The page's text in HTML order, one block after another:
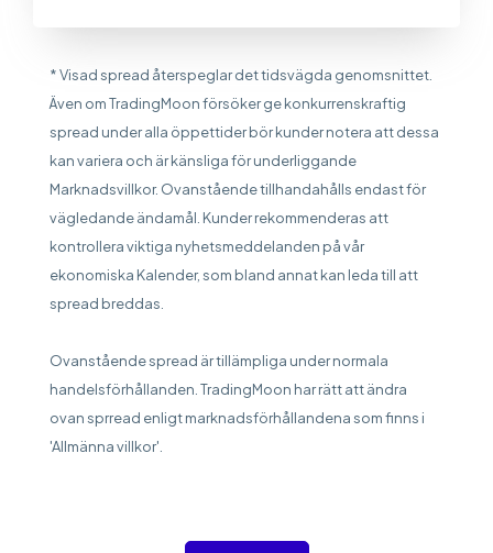
* Visad spread återspeglar det tidsvägda genomsnittet.
Även om TradingMoon försöker ge konkurrenskraftig
spread under alla öppettider bör kunder notera att dessa
kan variera och är känsliga för underliggande
Marknadsvillkor. Ovanstående tillhandahålls endast för
vägledande ändamål. Kunder rekommenderas att
kontrollera viktiga nyhetsmeddelanden på vår
ekonomiska Kalender, som bland annat kan leda till att
spread breddas.
Ovanstående spread är tillämpliga under normala
handelsförhållanden. TradingMoon har rätt att ändra
ovan sprread enligt marknadsförhållandena som finns i
'Allmänna villkor'.